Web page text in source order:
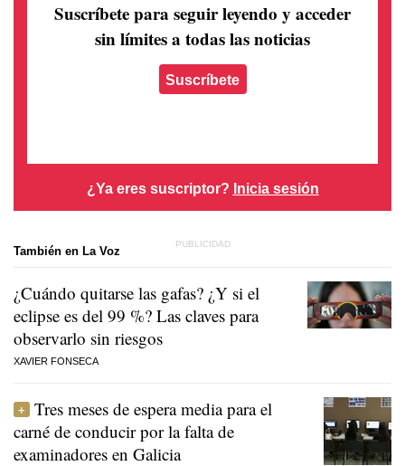
Suscríbete para seguir leyendo y acceder
sin límites a todas las noticias
Suscríbete
¿Ya eres suscriptor? Inicia sesión
También en La Voz
¿Cuándo quitarse las gafas? ¿Y si el
eclipse es del 99 %? Las claves para
observarlo sin riesgos
XAVIER FONSECA
Tres meses de espera media para el
carné de conducir por la falta de
examinadores en Galicia